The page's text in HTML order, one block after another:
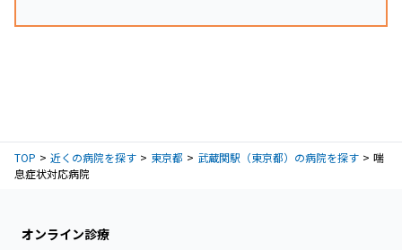
TOP 近くの病院を探す 東京都 武蔵関駅（東京都）の病院を探す
喘
息症状対応病院
オンライン診療